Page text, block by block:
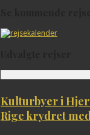
Kulturbyer i
Rige krydret